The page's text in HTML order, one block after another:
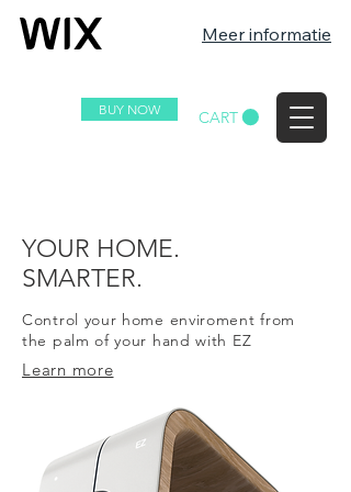
Meer informatie